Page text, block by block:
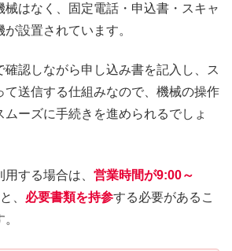
械はなく、固定電話・申込書・スキャ
設置されています。
確認しながら申し込み書を記入し、ス
て送信する仕組みなので、機械の操作
ムーズに手続きを進められるでしょ
する場合は、 営業時間が9:00～
、 必要書類を持参する必要があるこ